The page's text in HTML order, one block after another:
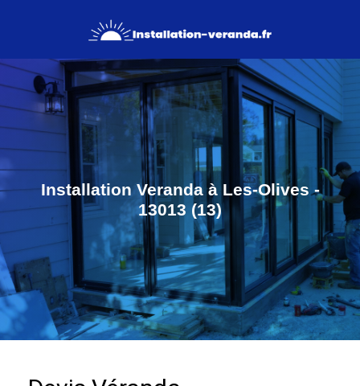
Installation Veranda à Les-Olives -
13013 (13)